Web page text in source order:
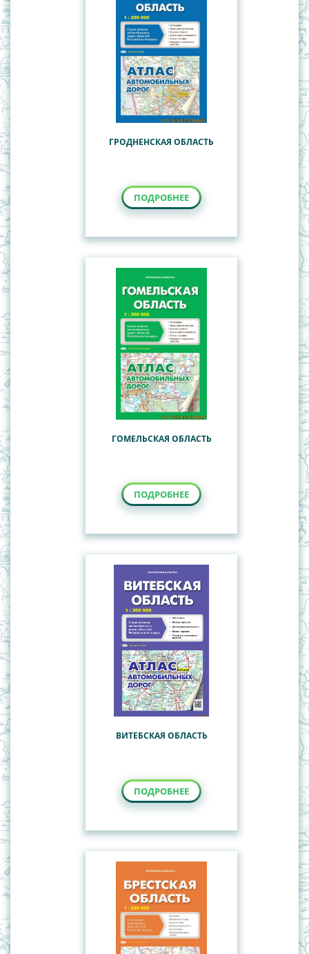
ГРОДНЕНСКАЯ ОБЛАСТЬ
ПОДРОБНЕЕ
ГОМЕЛЬСКАЯ ОБЛАСТЬ
ПОДРОБНЕЕ
ВИТЕБСКАЯ ОБЛАСТЬ
ПОДРОБНЕЕ